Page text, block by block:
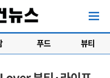
푸드 뷰티